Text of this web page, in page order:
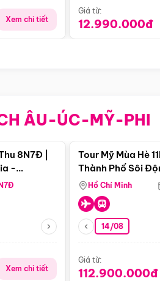
Xem chi tiết
Giá từ:
12.990.000đ
ÂU-ÚC-MỸ-PHI
Điểm nổi bật
8N7Đ |
-
Xem chi tiết
Tour Mỹ Mùa Hè
Thành Phố Sôi
Thiên Nhiên Mỹ
Hồ Chí Minh
14/08
Giá từ:
112.900.000đ